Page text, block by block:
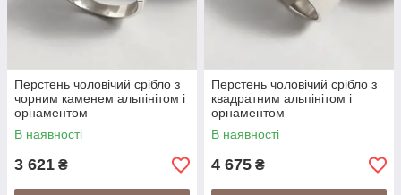
Перстень чоловічий срібло з
чорним каменем альпінітом і
орнаментом
В наявності
3 621 ₴
Перстень чоловічий срібло з
квадратним альпінітом і
орнаментом
В наявності
4 675 ₴